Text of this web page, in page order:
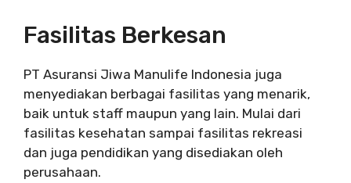
Fasilitas Berkesan
PT Asuransi Jiwa Manulife Indonesia juga
menyediakan berbagai fasilitas yang menarik,
baik untuk staff maupun yang lain. Mulai dari
fasilitas kesehatan sampai fasilitas rekreasi
dan juga pendidikan yang disediakan oleh
perusahaan.